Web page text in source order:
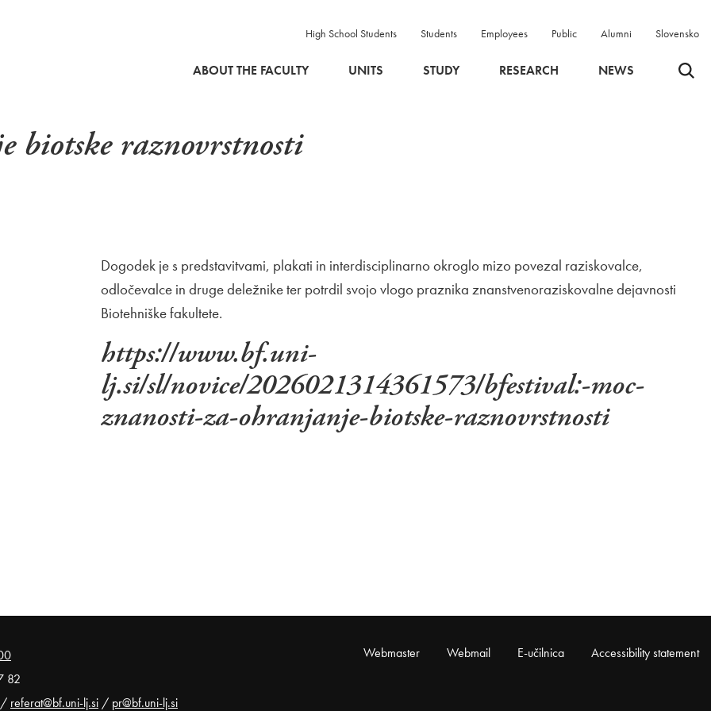
High School Students Students Employees Public Alumni Slovensko
ABOUT THE FACULTY UNITS STUDY RESEARCH NEWS Odpri
biotske raznovrstnosti
Dogodek je s predstavitvami, plakati in interdisciplinarno okroglo mizo povezal raziskovalce,
odločevalce in druge deležnike ter potrdil svojo vlogo praznika znanstvenoraziskovalne dejavnosti
Biotehniške fakultete.
https://www.bf.uni-
lj.si/sl/novice/2026021314361573/bfestival:-moc-
znanosti-za-ohranjanje-biotske-raznovrstnosti
82
/ referat@bf.uni-lj.si / pr@bf.uni-lj.si
Webmaster Webmail E-učilnica Accessibility statement